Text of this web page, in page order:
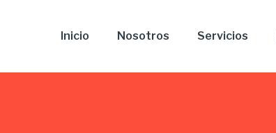
Inicio Nosotros Servicios